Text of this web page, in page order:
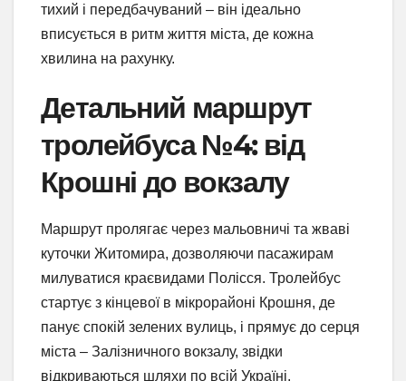
тихий і передбачуваний – він ідеально
вписується в ритм життя міста, де кожна
хвилина на рахунку.
Детальний маршрут
тролейбуса №4: від
Крошні до вокзалу
Маршрут пролягає через мальовничі та жваві
куточки Житомира, дозволяючи пасажирам
милуватися краєвидами Полісся. Тролейбус
стартує з кінцевої в мікрорайоні Крошня, де
панує спокій зелених вулиць, і прямує до серця
міста – Залізничного вокзалу, звідки
відкриваються шляхи по всій Україні.